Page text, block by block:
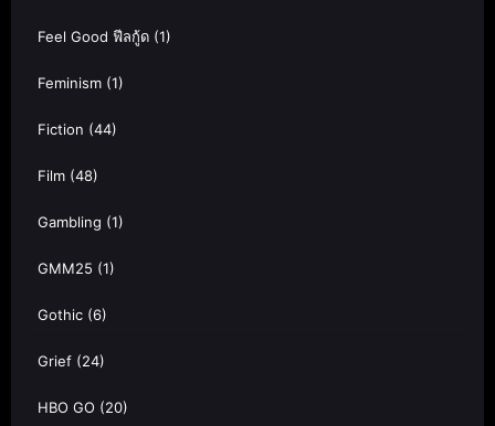
Feel Good ฟีลกู้ด (1)
Feminism (1)
Fiction (44)
Film (48)
Gambling (1)
GMM25 (1)
Gothic (6)
Grief (24)
HBO GO (20)